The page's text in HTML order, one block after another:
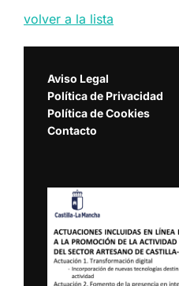
volver a la lista
Aviso Legal
Política de Privacidad
Política de Cookies
Contacto